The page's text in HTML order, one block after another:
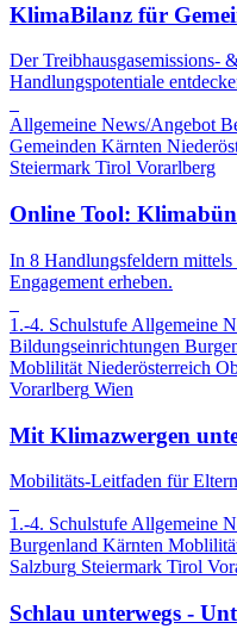
KlimaBilanz für
Der Treibhausgasemissions-
Handlungspotentiale
Allgemeine News/Angebot
Gemeinden Kärnten
Steiermark Tirol Vorarlberg
Online Tool:
In 8 Handlungsfeldern
Engagement erheben.
1.-4. Schulstufe Allgemeine
Bildungseinrichtungen
Moblilität Niederösterreich
Vorarlberg Wien
Mit Klimazwergen
Mobilitäts-Leitfaden für Eltern
1.-4. Schulstufe Allgemeine
Burgenland Kärnten
Salzburg Steiermark Tirol
Schlau unterwegs -